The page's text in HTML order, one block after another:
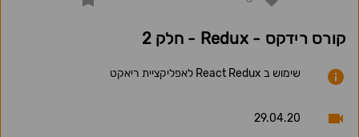
קורס רידקס - Redux - חלק 2
שימוש ב React Redux לאפליקציית ריאקט
29.04.20